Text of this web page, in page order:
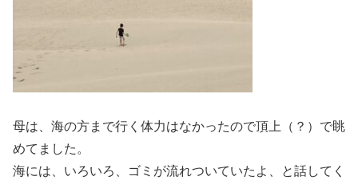
母は、海の方まで行く体力はなかったので頂上（？）で眺
めてました。
海には、いろいろ、ゴミが流れついていたよ、と話してく